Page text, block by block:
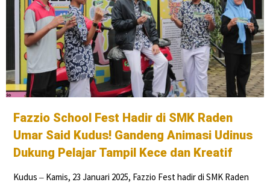
Fazzio School Fest Hadir di SMK Raden
Umar Said Kudus! Gandeng Animasi Udinus
Dukung Pelajar Tampil Kece dan Kreatif
Kudus ‒ Kamis, 23 Januari 2025, Fazzio Fest hadir di SMK Raden